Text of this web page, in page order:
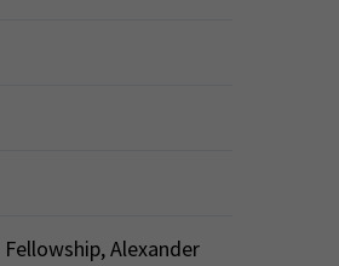
Alexander